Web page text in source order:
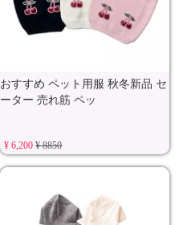
おすすめ ペット用服 秋冬新品 セ
ーター 売れ筋 ペッ
¥ 6,200¥ 8850